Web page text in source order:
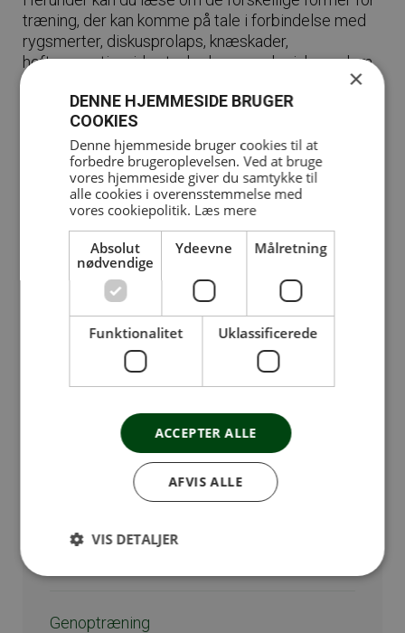
træning, der kan komme på tale i forbindelse med
rygsmerter, diskusprolaps, knæskader,
hofteoperation, idrætsskader, neurologisk sygdom
og alle de andre typer af skader, vi hjælper med.
Holdtræning Sundhedshuset
Om Holdtræning
Genoptræning
×
DENNE HJEMMESIDE BRUGER
COOKIES
Denne hjemmeside bruger cookies til at
forbedre brugeroplevelsen. Ved at bruge
vores hjemmeside giver du samtykke til
alle cookies i overensstemmelse med
vores cookiepolitik. Læs mere
Absolut
nødvendige
Ydeevne Målretning
Funktionalitet Uklassificerede
ACCEPTER ALLE
AFVIS ALLE
VIS DETALJER